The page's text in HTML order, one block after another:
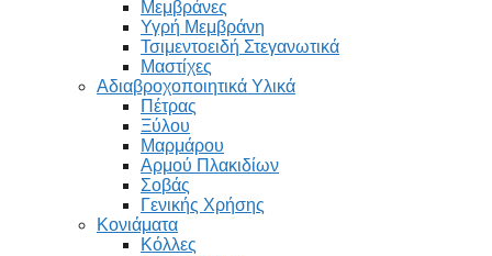
Μεμβράνες
Υγρή Μεμβράνη
Τσιμεντοειδή Στεγανωτικά
Μαστίχες
Αδιαβροχοποιητικά Υλικά
Πέτρας
Ξύλου
Μαρμάρου
Αρμού Πλακιδίων
Σοβάς
Γενικής Χρήσης
Κονιάματα
Κόλλες